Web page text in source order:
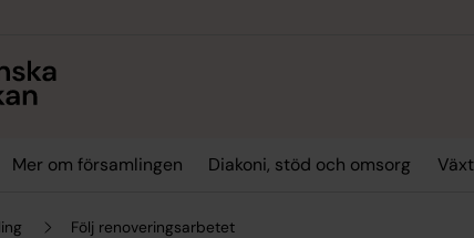
Mer om församlingen Diakoni, stöd och omsorg
Följ renoveringsarbetet